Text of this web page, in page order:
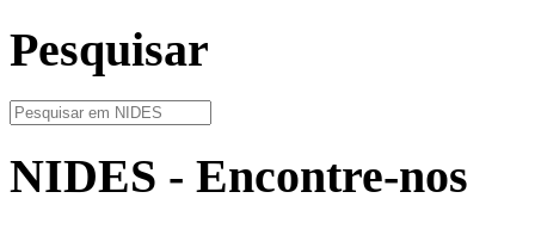
Pesquisar
NIDES - Encontre-nos